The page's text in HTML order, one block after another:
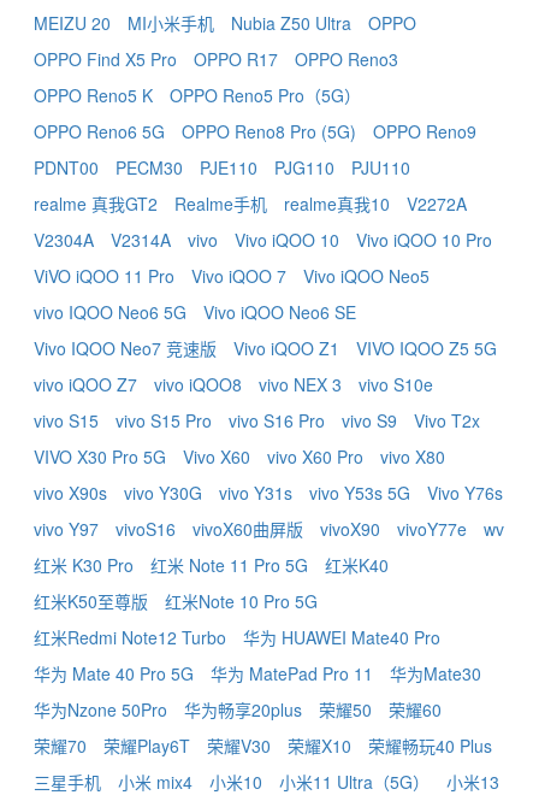
MEIZU 20
MI小米手机 Nubia Z50 Ultra
OPPO
OPPO Find X5 Pro
OPPO R17
OPPO Reno3
OPPO Reno5 K
OPPO Reno5 Pro（5G）
OPPO Reno6 5G
OPPO Reno8 Pro (5G)
OPPO Reno9
PDNT00
PECM30 PJE110 PJG110
PJU110
realme 真我GT2
Realme手机 realme真我10
V2272A
V2304A
V2314A vivo Vivo iQOO 10
Vivo iQOO 10 Pro
ViVO iQOO 11 Pro
Vivo iQOO 7
Vivo iQOO Neo5
vivo IQOO Neo6 5G
Vivo iQOO Neo6 SE
Vivo IQOO Neo7 竞速版
Vivo iQOO Z1
VIVO IQOO Z5 5G
vivo iQOO Z7
vivo iQOO8 vivo NEX 3
vivo S10e
vivo S15
vivo S15 Pro vivo S16 Pro vivo S9
Vivo T2x
VIVO X30 Pro 5G
Vivo X60 vivo X60 Pro
vivo X80
vivo X90s
vivo Y30G vivo Y31s vivo Y53s 5G
Vivo Y76s
vivo Y97
vivoS16 vivoX60曲屏版 vivoX90 vivoY77e
wv
红米 K30 Pro
红米 Note 11 Pro 5G
红米K40
红米K50至尊版
红米Note 10 Pro 5G
红米Redmi Note12 Turbo
华为 HUAWEI Mate40 Pro
华为 Mate 40 Pro 5G
华为 MatePad Pro 11
华为Mate30
华为Nzone 50Pro
华为畅享20plus 荣耀50
荣耀60
荣耀70
荣耀Play6T 荣耀V30 荣耀X10
荣耀畅玩40 Plus
三星手机
小米 mix4 小米10 小米11 Ultra（5G） 小米13